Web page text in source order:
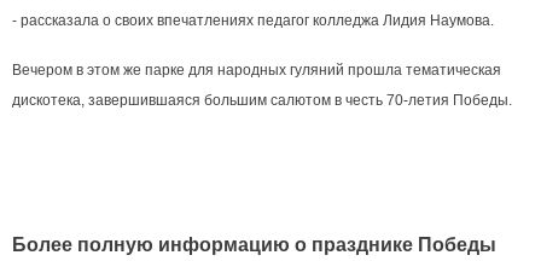
- рассказала о своих впечатлениях педагог колледжа Лидия Наумова.
Вечером в этом же парке для народных гуляний прошла тематическая
дискотека, завершившаяся большим салютом в честь 70-летия Победы.
Более полную информацию о празднике Победы